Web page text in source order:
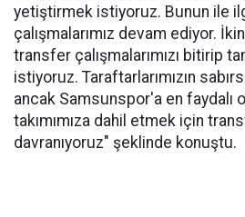
yetiştirmek istiyoruz. Bunun ile
çalışmalarımız devam ediyor.
transfer çalışmalarımızı bitirip
istiyoruz. Taraftarlarımızın
ancak Samsunspor'a en faydalı
takımımıza dahil etmek için
davranıyoruz" şeklinde konuştu.